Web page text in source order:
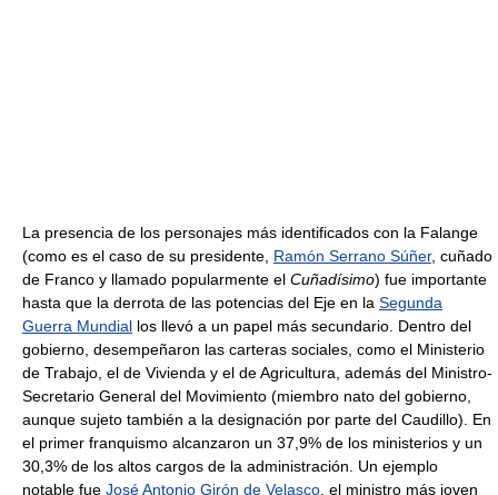
La presencia de los personajes más identificados con la Falange
(como es el caso de su presidente, Ramón Serrano Súñer, cuñado
de Franco y llamado popularmente el Cuñadísimo) fue importante
hasta que la derrota de las potencias del Eje en la Segunda
Guerra Mundial los llevó a un papel más secundario. Dentro del
gobierno, desempeñaron las carteras sociales, como el Ministerio
de Trabajo, el de Vivienda y el de Agricultura, además del Ministro-
Secretario General del Movimiento (miembro nato del gobierno,
aunque sujeto también a la designación por parte del Caudillo). En
el primer franquismo alcanzaron un 37,9% de los ministerios y un
30,3% de los altos cargos de la administración. Un ejemplo
notable fue José Antonio Girón de Velasco , el ministro más joven